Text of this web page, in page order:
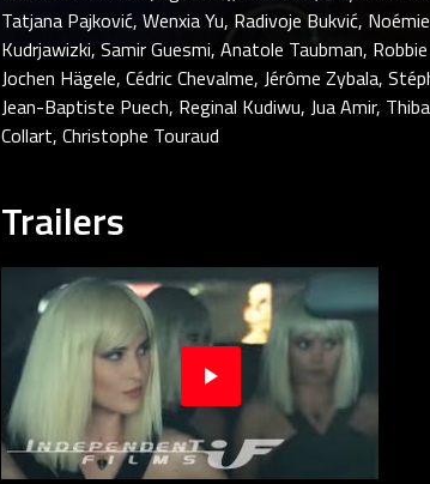
Tatjana Pajković, Wenxia Yu, Radivoje Bukvić,
Kudrjawizki, Samir Guesmi, Anatole Taubman,
Jochen Hägele, Cédric Chevalme, Jérôme Zybala,
Jean-Baptiste Puech, Reginal Kudiwu, Jua Amir,
Collart, Christophe Touraud
Trailers